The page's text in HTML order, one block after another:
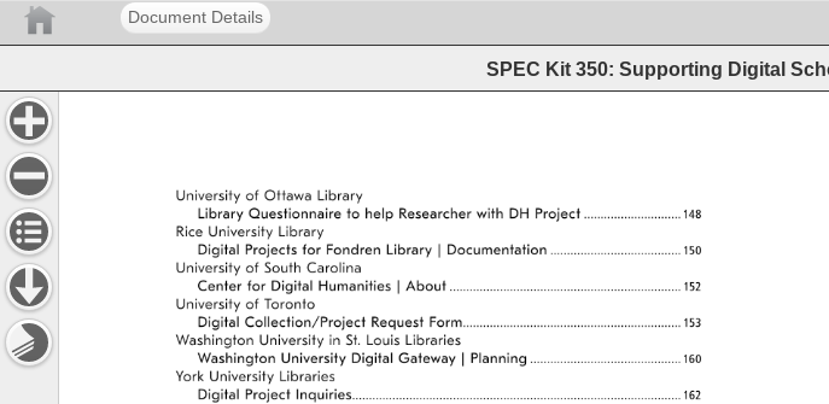
Document Details
SPEC Kit 350: Supporting Digital
University of Ottawa Library
Library Questionnaire to help Researcher with DH Project 148
Rice University Library
Digital Projects for Fondren Library Documentation 150
University of South Carolina
Center for Digital Humanities About 152
University of Toronto
Digital Collection/Project Request Form 153
Washington University in St. Louis Libraries
Washington University Digital Gateway Planning 160
York University Libraries
Digital Project Inquiries 162